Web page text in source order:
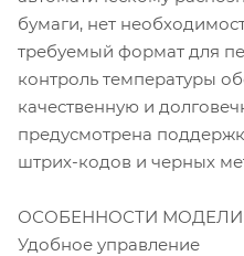
бумаги, нет
требуемый формат для
контроль температуры
качественную и
предусмотрена
штрих-кодов и черных
ОСОБЕННОСТИ МОДЕЛИ
Удобное управление